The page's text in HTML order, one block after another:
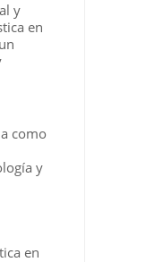
y
en
como
y
en